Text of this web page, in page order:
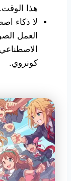
هذا الوقت.
لا ذكاء
العمل
كونروي.